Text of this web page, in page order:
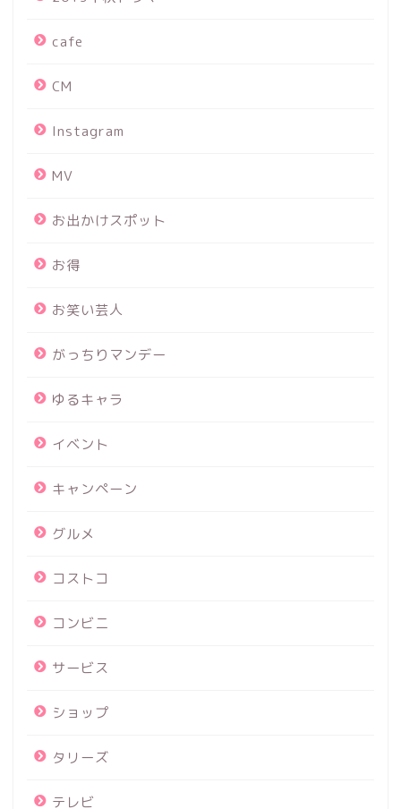
cafe
CM
Instagram
MV
お出かけスポット
お得
お笑い芸人
がっちりマンデー
ゆるキャラ
イベント
キャンペーン
グルメ
コストコ
コンビニ
サービス
ショップ
タリーズ
テレビ